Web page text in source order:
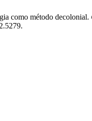
como método decolonial.